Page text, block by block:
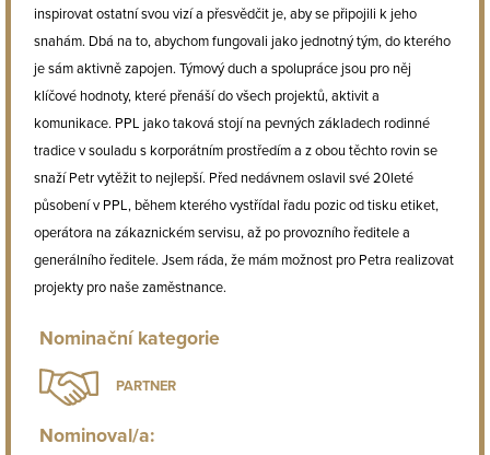
inspirovat ostatní svou vizí a přesvědčit je, aby se připojili k jeho
snahám. Dbá na to, abychom fungovali jako jednotný tým, do kterého
je sám aktivně zapojen. Týmový duch a spolupráce jsou pro něj
klíčové hodnoty, které přenáší do všech projektů, aktivit a
komunikace. PPL jako taková stojí na pevných základech rodinné
tradice v souladu s korporátním prostředím a z obou těchto rovin se
snaží Petr vytěžit to nejlepší. Před nedávnem oslavil své 20leté
působení v PPL, během kterého vystřídal řadu pozic od tisku etiket,
operátora na zákaznickém servisu, až po provozního ředitele a
generálního ředitele. Jsem ráda, že mám možnost pro Petra realizovat
projekty pro naše zaměstnance.
Nominační kategorie
PARTNER
Nominoval/a: